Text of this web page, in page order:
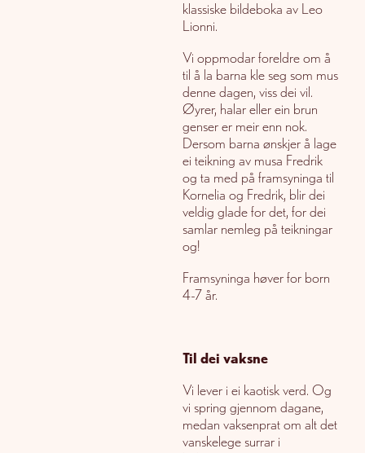
klassiske bildeboka av Leo
Lionni.
Vi oppmodar foreldre om å
til å la barna kle seg som mus
denne dagen, viss dei vil.
Øyrer, halar eller ein brun
genser er meir enn nok.
Dersom barna ønskjer å lage
ei teikning av musa Fredrik
og ta med på framsyninga til
Kornelia og Fredrik, blir dei
veldig glade for det, for dei
samlar nemleg på teikningar
og!
Framsyninga høver for born
4-7 år.
Til dei vaksne
Vi lever i ei kaotisk verd. Og
vi spring gjennom dagane,
medan vaksenprat om alt det
vanskelege surrar i